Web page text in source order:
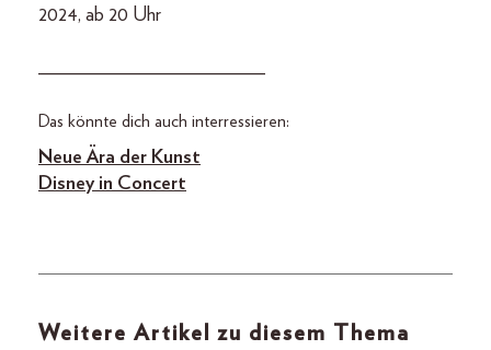
2024, ab 20 Uhr
Das könnte dich auch interressieren:
Neue Ära der Kunst
Disney in Concert
Weitere Artikel zu diesem Thema